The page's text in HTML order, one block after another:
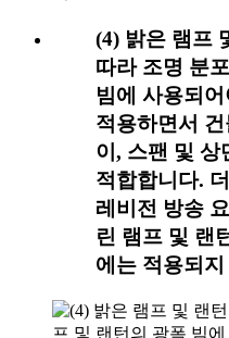
(4) 밝은 램프
따라 조명 분
빔에 사용되
적용하면서
이, 스팬 및 상
적합합니다.
레비전 방송
린 램프 및 랜
에는 적용되